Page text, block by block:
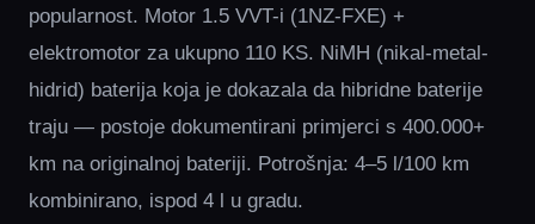
popularnost. Motor 1.5 VVT-i (1NZ-FXE) +
elektromotor za ukupno 110 KS. NiMH (nikal-metal-
hidrid) baterija koja je dokazala da hibridne baterije
traju — postoje dokumentirani primjerci s 400.000+
km na originalnoj bateriji. Potrošnja: 4–5 l/100 km
kombinirano, ispod 4 l u gradu.